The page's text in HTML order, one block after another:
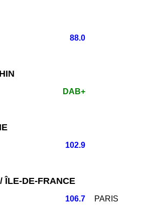
88.0
DAB+
102.9
ÎLE-DE-FRANCE
106.7 PARIS